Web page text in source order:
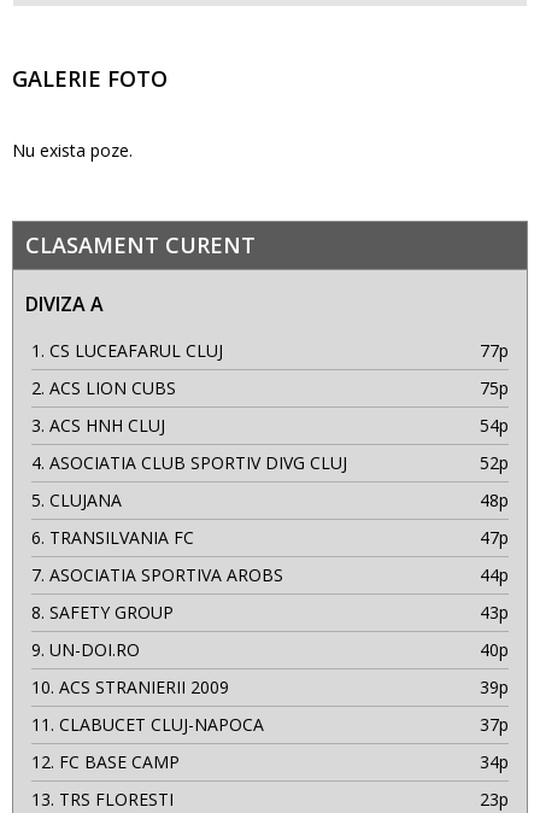
GALERIE FOTO
Nu exista poze.
CLASAMENT CURENT
DIVIZA A
1. CS LUCEAFARUL CLUJ
77p
2. ACS LION CUBS
75p
3. ACS HNH CLUJ
54p
4. ASOCIATIA CLUB SPORTIV DIVG CLUJ
52p
5. CLUJANA
48p
6. TRANSILVANIA FC
47p
7. ASOCIATIA SPORTIVA AROBS
44p
8. SAFETY GROUP
43p
9. UN-DOI.RO
40p
10. ACS STRANIERII 2009
39p
11. CLABUCET CLUJ-NAPOCA
37p
12. FC BASE CAMP
34p
13. TRS FLORESTI
23p